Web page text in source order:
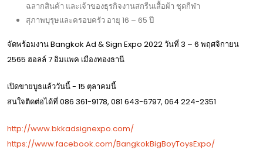
ฉลากสินค้า และเจ้าของธุรกิจงานสกรีนเสื้อผ้า ชุดกีฬา
สุภาพบุรุษและครอบครัว อายุ 16 – 65 ปี
จัดพร้อมงาน Bangkok Ad & Sign Expo 2022 วันที่ 3 – 6 พฤศจิกายน
2565 ฮอลล์ 7 อิมแพค เมืองทองธานี
เปิดขายบูธแล้ววันนี้ - 15 ตุลาคมนี้
สนใจติดต่อได้ที่ 086 361-9178, 081 643-6797, 064 224-2351
http://www.bkkadsignexpo.com/
https://www.facebook.com/BangkokBigBoyToysExpo/